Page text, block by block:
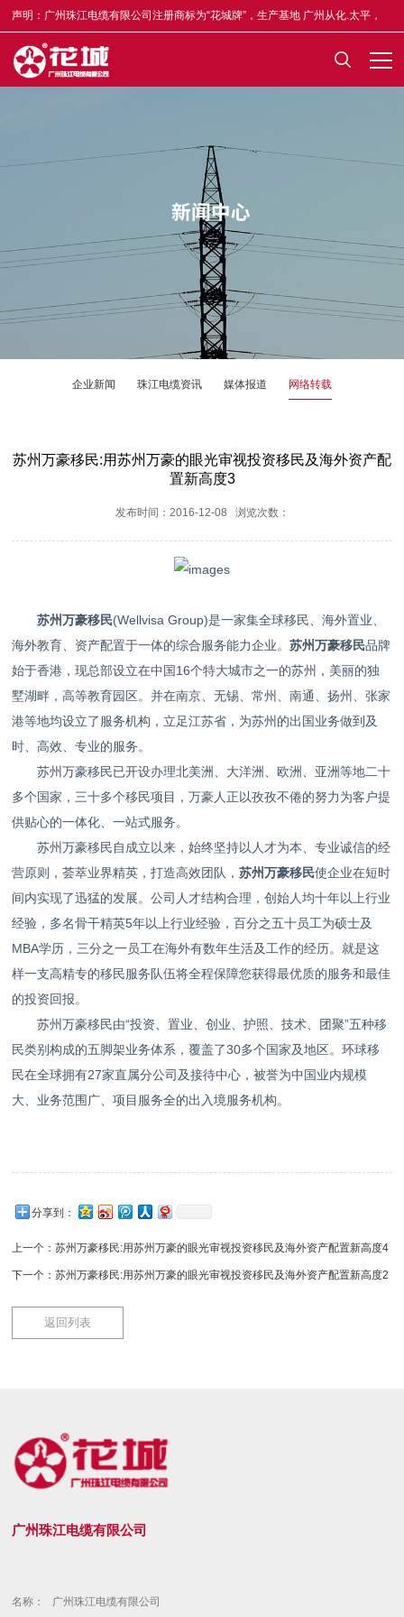
声明：广州珠江电缆有限公司注册商标为“花城牌”，生产基地 广州从化.太平，
合格证均印有“木棉花”标志，凡不符者为假冒，举报奖5-50万元，举报电话
13922335835。
企业新闻 珠江电缆资讯 媒体报道 网络转载
苏州万豪移民:用苏州万豪的眼光审视投资移民及海外资产配
置新高度3
发布时间：2016-12-08 浏览次数：
苏州万豪移民(Wellvisa Group)是一家集全球移民、海外置业、
海外教育、资产配置于一体的综合服务能力企业。苏州万豪移民品牌
始于香港，现总部设立在中国16个特大城市之一的苏州，美丽的独
墅湖畔，高等教育园区。并在南京、无锡、常州、南通、扬州、张家
港等地均设立了服务机构，立足江苏省，为苏州的出国业务做到及
时、高效、专业的服务。
苏州万豪移民已开设办理北美洲、大洋洲、欧洲、亚洲等地二十
多个国家，三十多个移民项目，万豪人正以孜孜不倦的努力为客户提
供贴心的一体化、一站式服务。
苏州万豪移民自成立以来，始终坚持以人才为本、专业诚信的经
营原则，荟萃业界精英，打造高效团队，苏州万豪移民使企业在短时
间内实现了迅猛的发展。公司人才结构合理，创始人均十年以上行业
经验，多名骨干精英5年以上行业经验，百分之五十员工为硕士及
MBA学历，三分之一员工在海外有数年生活及工作的经历。就是这
样一支高精专的移民服务队伍将全程保障您获得最优质的服务和最佳
的投资回报。
苏州万豪移民由“投资、置业、创业、护照、技术、团聚”五种移
民类别构成的五脚架业务体系，覆盖了30多个国家及地区。环球移
民在全球拥有27家直属分公司及接待中心，被誉为中国业内规模
大、业务范围广、项目服务全的出入境服务机构。
分享到：
上一个：苏州万豪移民:用苏州万豪的眼光审视投资移民及海外资产配置新高度4
下一个：苏州万豪移民:用苏州万豪的眼光审视投资移民及海外资产配置新高度2
返回列表
广州珠江电缆有限公司
名称： 广州珠江电缆有限公司